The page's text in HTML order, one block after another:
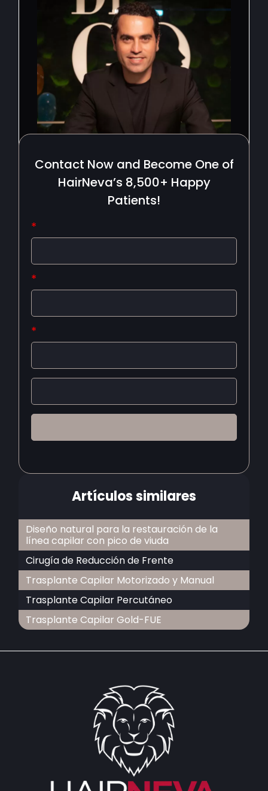
Contact Now and Become One of
HairNeva’s 8,500+ Happy
Patients!
*
*
*
Artículos similares
Diseño natural para la restauración de la
línea capilar con pico de viuda
Cirugía de Reducción de Frente
Trasplante Capilar Motorizado y Manual
Trasplante Capilar Percutáneo
Trasplante Capilar Gold-FUE